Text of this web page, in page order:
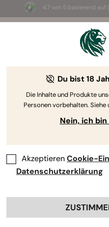
4.7 von 5 basierend auf
☀️ Sommer-Sale:
auf ausgewählte
Du bist 18
Die Inhalte und Produkte
Personen vorbehalten.
Nein, ich
AkzeptierenCookie-
Datenschutzerklärung